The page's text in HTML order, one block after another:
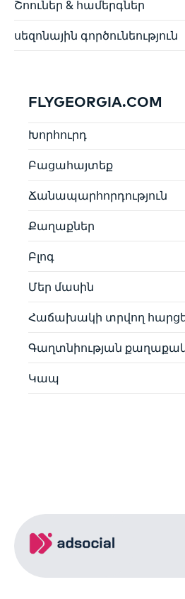
Շոուներ & համերգներ
սեզոնային գործունեություն
FLYGEORGIA.COM
Խորհուրդ
Բացահայտեք
Ճանապարհորդություն
Քաղաքներ
Բլոգ
Մեր մասին
Հաճախակի տրվող
Գաղտնիության
Կապ